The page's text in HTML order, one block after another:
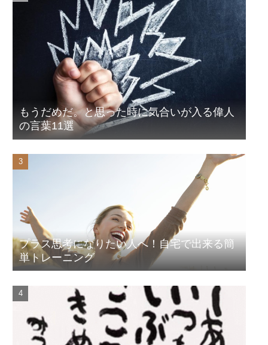
もうだめだ。と思った時に気合いが入る偉人
の言葉11選
プラス思考になりたい人へ！自宅で出来る簡
単トレーニング